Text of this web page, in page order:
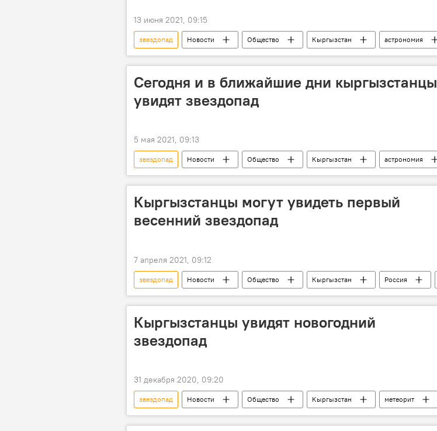
13 июня 2021, 09:15
звездопад Новости Общество Кыргызстан астрономия
Сегодня и в ближайшие дни кыргызстанцы
увидят звездопад
5 мая 2021, 09:13
звездопад Новости Общество Кыргызстан астрономия
Кыргызстанцы могут увидеть первый
весенний звездопад
7 апреля 2021, 09:12
звездопад Новости Общество Кыргызстан Россия
астрономия
Кыргызстанцы увидят новогодний
звездопад
31 декабря 2020, 09:20
звездопад Новости Общество Кыргызстан метеорит